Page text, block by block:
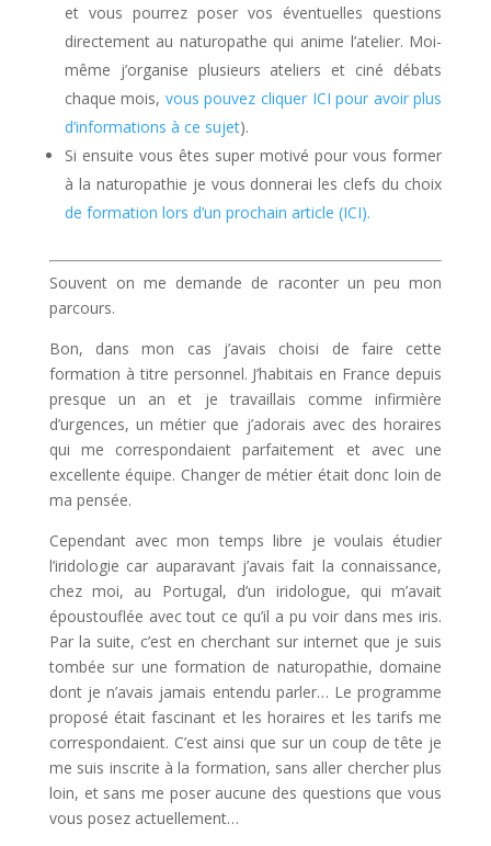
et vous pourrez poser vos éventuelles questions
directement au naturopathe qui anime l’atelier. Moi-
même j’organise plusieurs ateliers et ciné débats
chaque mois, vous pouvez cliquer ICI pour avoir plus
d’informations à ce sujet).
Si ensuite vous êtes super motivé pour vous former
à la naturopathie je vous donnerai les clefs du choix
de formation lors d’un prochain article (ICI).
Souvent on me demande de raconter un peu mon
parcours.
Bon, dans mon cas j’avais choisi de faire cette
formation à titre personnel. J’habitais en France depuis
presque un an et je travaillais comme infirmière
d’urgences, un métier que j’adorais avec des horaires
qui me correspondaient parfaitement et avec une
excellente équipe. Changer de métier était donc loin de
ma pensée.
Cependant avec mon temps libre je voulais étudier
l’iridologie car auparavant j’avais fait la connaissance,
chez moi, au Portugal, d’un iridologue, qui m’avait
époustouflée avec tout ce qu’il a pu voir dans mes iris.
Par la suite, c’est en cherchant sur internet que je suis
tombée sur une formation de naturopathie, domaine
dont je n’avais jamais entendu parler… Le programme
proposé était fascinant et les horaires et les tarifs me
correspondaient. C’est ainsi que sur un coup de tête je
me suis inscrite à la formation, sans aller chercher plus
loin, et sans me poser aucune des questions que vous
vous posez actuellement…